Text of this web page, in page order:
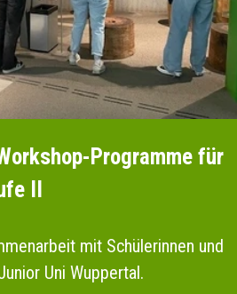
Programme für
II
mit Schülerinnen und
Uni Wuppertal.